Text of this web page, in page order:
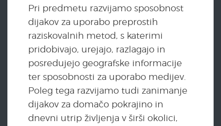
Pri predmetu razvijamo sposobnost
dijakov za uporabo preprostih
raziskovalnih metod, s katerimi
pridobivajo, urejajo, razlagajo in
posredujejo geografske informacije
ter sposobnosti za uporabo medijev.
Poleg tega razvijamo tudi zanimanje
dijakov za domačo pokrajino in
dnevni utrip življenja v širši okolici,